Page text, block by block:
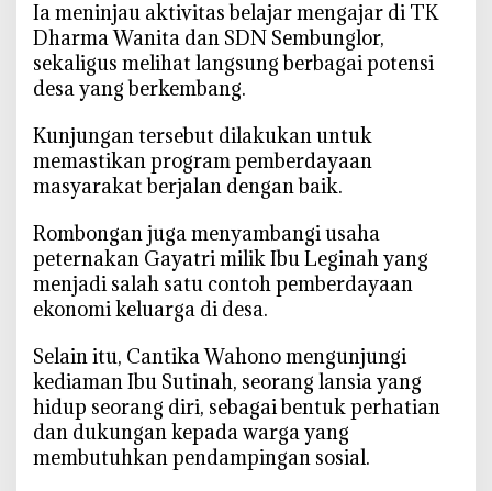
‎Ia meninjau aktivitas belajar mengajar di TK
Dharma Wanita dan SDN Sembunglor,
sekaligus melihat langsung berbagai potensi
desa yang berkembang.
‎Kunjungan tersebut dilakukan untuk
memastikan program pemberdayaan
masyarakat berjalan dengan baik.
‎Rombongan juga menyambangi usaha
peternakan Gayatri milik Ibu Leginah yang
menjadi salah satu contoh pemberdayaan
ekonomi keluarga di desa.
‎Selain itu, Cantika Wahono mengunjungi
kediaman Ibu Sutinah, seorang lansia yang
hidup seorang diri, sebagai bentuk perhatian
dan dukungan kepada warga yang
membutuhkan pendampingan sosial.